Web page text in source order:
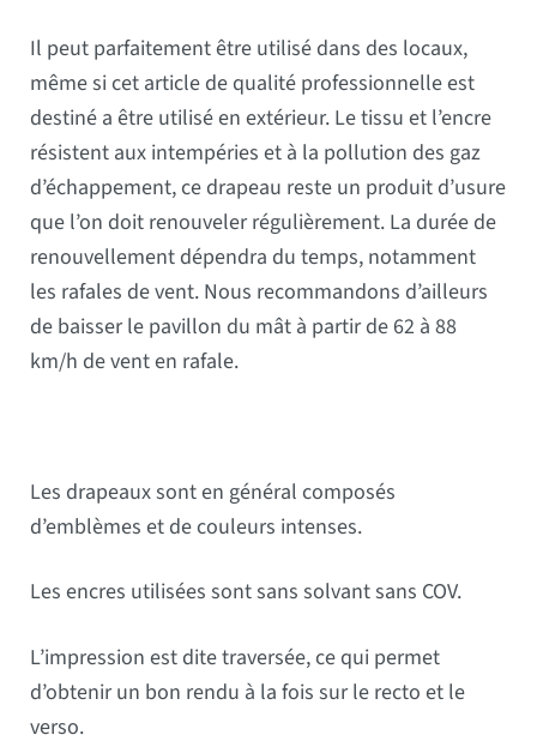
Il peut parfaitement être utilisé dans des locaux,
même si cet article de qualité professionnelle est
destiné a être utilisé en extérieur. Le tissu et l’encre
résistent aux intempéries et à la pollution des gaz
d’échappement, ce drapeau reste un produit d’usure
que l’on doit renouveler régulièrement. La durée de
renouvellement dépendra du temps, notamment
les rafales de vent. Nous recommandons d’ailleurs
de baisser le pavillon du mât à partir de 62 à 88
km/h de vent en rafale.
Les drapeaux sont en général composés
d’emblèmes et de couleurs intenses.
Les encres utilisées sont sans solvant sans COV.
L’impression est dite traversée, ce qui permet
d’obtenir un bon rendu à la fois sur le recto et le
verso.